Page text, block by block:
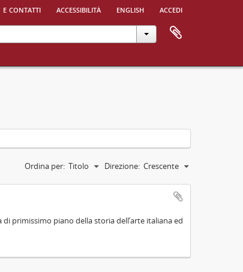
e contatti accessibilità english accedi
Ordina per: Titolo Direzione: Crescente
primissimo piano della storia dell’arte italiana ed